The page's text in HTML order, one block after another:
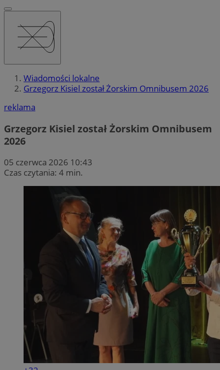
Wiadomości lokalne
Grzegorz Kisiel został Żorskim Omnibusem 2026
reklama
Grzegorz Kisiel został Żorskim Omnibusem
2026
05 czerwca 2026 10:43
Czas czytania: 4 min.